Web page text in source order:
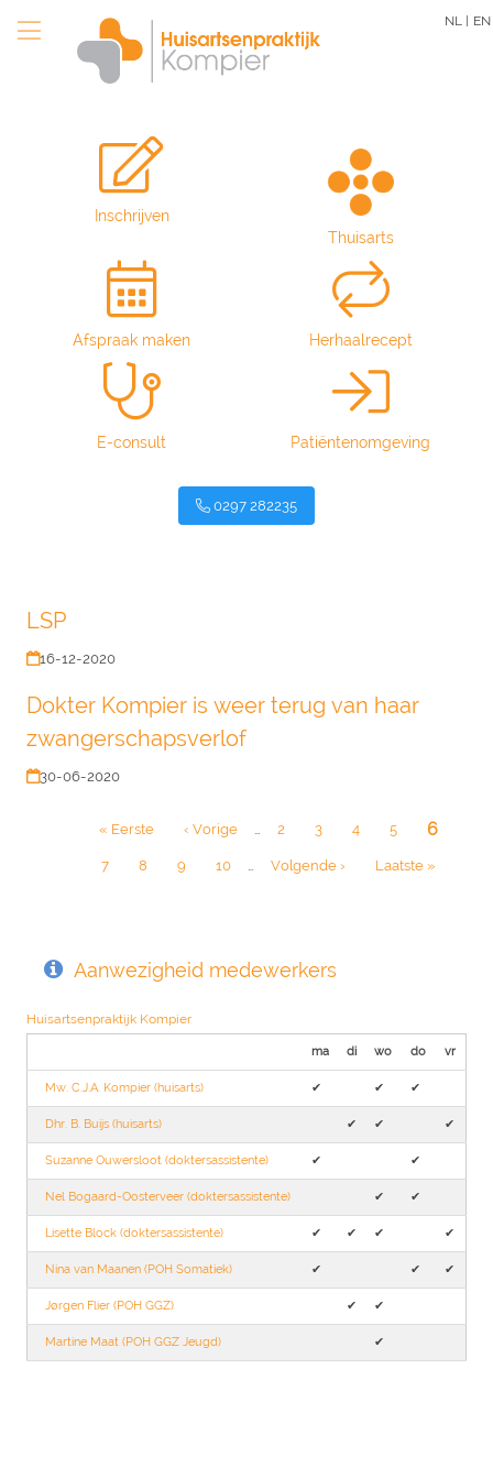
NL | EN
Inschrijven
Thuisarts
Afspraak maken Herhaalrecept
E-consult Patiëntenomgeving
0297 282235
LSP
16-12-2020
Dokter Kompier is weer terug van haar
zwangerschapsverlof
30-06-2020
Eerste
« Eerste
Vorige
‹ Vorige … Page
2 Page
3 Page
4 Page
5
Huidige
6
Page
7 Page
8 Page
9 Page
10 …
Volgende
Volgende ›
Laatste
Laatste »
Aanwezigheid medewerkers
Huisartsenpraktijk Kompier
ma di wo do vr
Mw. C.J.A. Kompier (huisarts) ✔︎ ✔︎ ✔︎
Dhr. B. Buijs (huisarts) ✔︎ ✔︎ ✔︎
Suzanne Ouwersloot (doktersassistente) ✔︎ ✔︎
Nel Bogaard-Oosterveer (doktersassistente) ✔︎ ✔︎
Lisette Block (doktersassistente) ✔︎ ✔︎ ✔︎ ✔︎
Nina van Maanen (POH Somatiek) ✔︎ ✔︎ ✔︎
Jørgen Flier (POH GGZ) ✔︎ ✔︎
Martine Maat (POH GGZ Jeugd) ✔︎